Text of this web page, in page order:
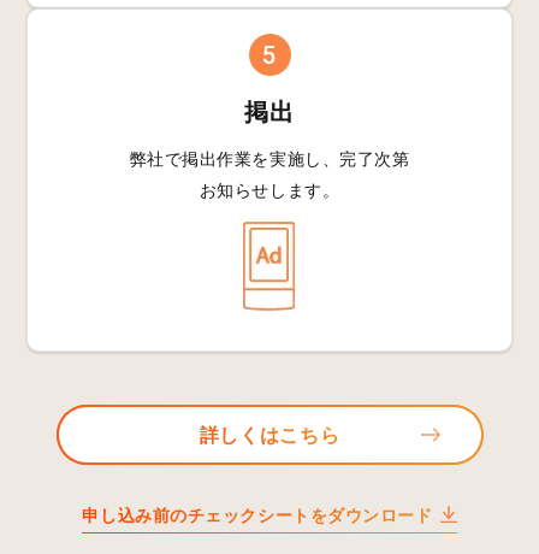
5
掲出
弊社で掲出作業を実施し、完了次第
お知らせします。
詳しくはこちら
申し込み前のチェックシートをダウンロード